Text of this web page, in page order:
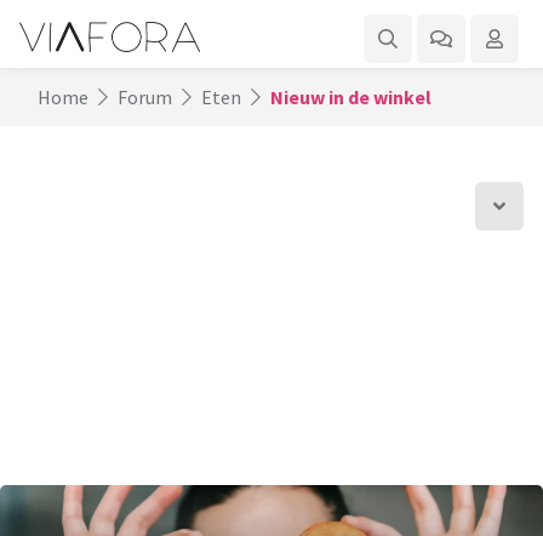
Home Forum Eten Nieuw in de winkel